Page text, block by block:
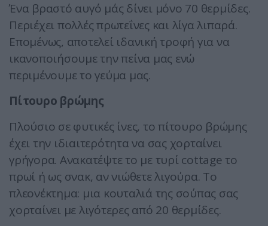
Ένα βραστό αυγό μάς δίνει μόνο 70 θερμίδες.
Περιέχει πολλές πρωτεΐνες και λίγα λιπαρά.
Επομένως, αποτελεί ιδανική τροφή για να
ικανοποιήσουμε την πείνα μας ενώ
περιμένουμε το γεύμα μας.
Πίτουρο βρώμης
Πλούσιο σε φυτικές ίνες, το πίτουρο βρώμης
έχει την ιδιαιτερότητα να σας χορταίνει
γρήγορα. Ανακατέψτε το με τυρί cottage το
πρωί ή ως σνακ, αν νιώθετε λιγούρα. Το
πλεονέκτημα: μια κουταλιά της σούπας σας
χορταίνει με λιγότερες από 20 θερμίδες.